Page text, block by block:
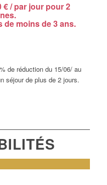
€ / par jour pour 2
de moins de 3 ans.
de réduction du 15/06/ au
séjour de plus de 2 jours.